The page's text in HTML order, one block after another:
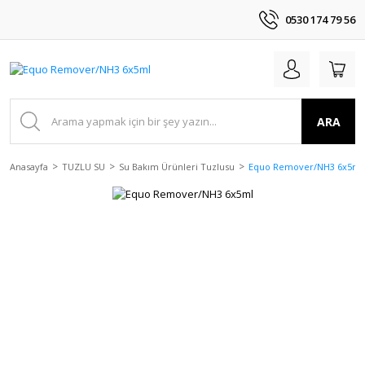
0530 174 79 56
ARA
Anasayfa TUZLU SU Su Bakım Ürünleri Tuzlusu Equo Remover/NH3 6x5ml